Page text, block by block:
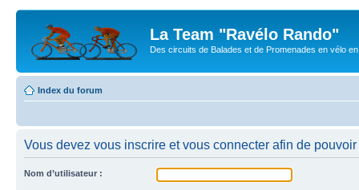
La Team "Ravélo Rando"
Des circuits de Balades et de Promenades en vélo
Index du forum
Vous devez vous inscrire et vous connecter afin de
Nom d’utilisateur :